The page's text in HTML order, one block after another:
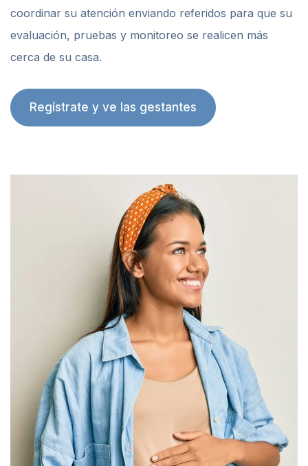
coordinar su atención enviando referidos para que su
evaluación, pruebas y monitoreo se realicen más
cerca de su casa.
Regístrate y ve las gestantes